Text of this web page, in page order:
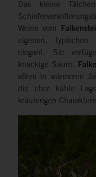
Das kleine
Weine vom
eigenen,
elegant. Sie
knackige Säure.
allem in wärmeren
die eher kühle
kräuterigen